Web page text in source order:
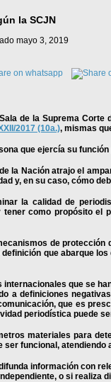
la SCJN
mayo 3, 2019
de la Suprema
2017 (10a.), mismas
que ejercía su
la Nación atrajo el
y, en su caso, cómo
la calidad de
como propósito
de
que abarque
que se
a definiciones
que es
periodística puede
materiales para
funcional,
información con
o si realiza